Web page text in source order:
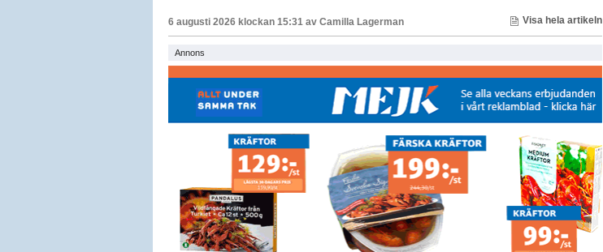
6 augusti 2026 klockan 15:31 av Camilla Lagerman Visa hela artikeln
Annons